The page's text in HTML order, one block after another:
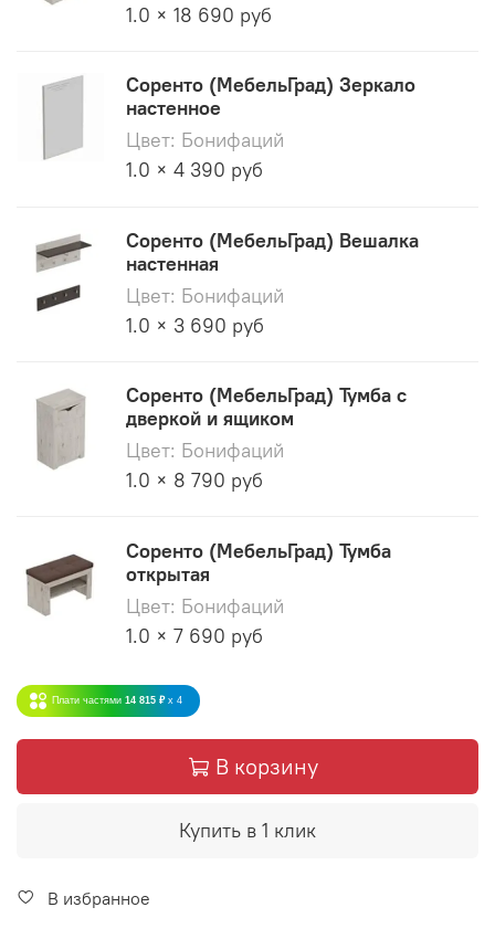
1.0 × 18 690 руб
Соренто (МебельГрад) Зеркало
настенное
Цвет: Бонифаций
1.0 × 4 390 руб
Соренто (МебельГрад) Вешалка
настенная
Цвет: Бонифаций
1.0 × 3 690 руб
Соренто (МебельГрад) Тумба с
дверкой и ящиком
Цвет: Бонифаций
1.0 × 8 790 руб
Соренто (МебельГрад) Тумба
открытая
Цвет: Бонифаций
1.0 × 7 690 руб
Плати частями 14 815 ₽ x 4
В корзину
Купить в 1 клик
В избранное